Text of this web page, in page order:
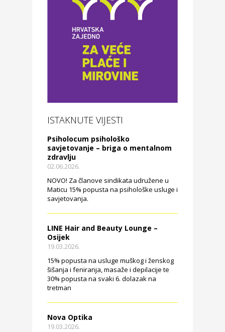
ISTAKNUTE VIJESTI
Psiholocum psihološko
savjetovanje – briga o mentalnom
zdravlju
02.06.2026.
NOVO! Za članove sindikata udružene u
Maticu 15% popusta na psihološke usluge i
savjetovanja.
LINE Hair and Beauty Lounge –
Osijek
19.03.2026.
15% popusta na usluge muškog i ženskog
šišanja i feniranja, masaže i depilacije te
30% popusta na svaki 6. dolazak na
tretman
Nova Optika
19.03.2026.